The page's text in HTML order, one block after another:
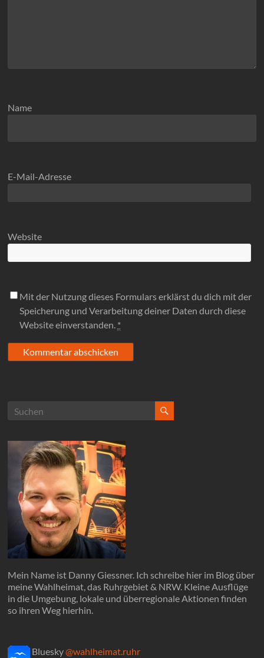
Name
E-Mail-Adresse
Website
Mit der Nutzung dieses Formulars erklärst du dich mit der
Speicherung und Verarbeitung deiner Daten durch diese
Website einverstanden. *
Mein Name ist Danny Giessner. Ich schreibe hier im Blog über
meine Wahlheimat, das Ruhrgebiet & NRW. Kleine Ausflüge
in die Umgebung, lokale und überregionale Aktionen finden
so ihren Weg hierhin.
Bluesky@wahlheimat.ruhr